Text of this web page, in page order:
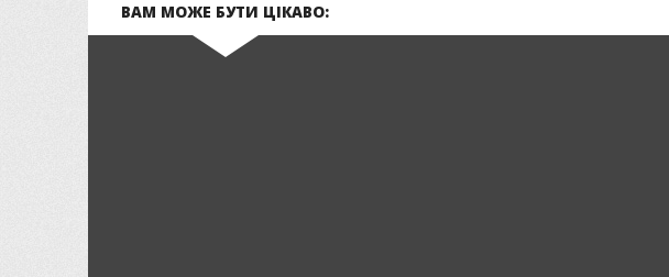
ВАМ МОЖЕ БУТИ ЦІКАВО: